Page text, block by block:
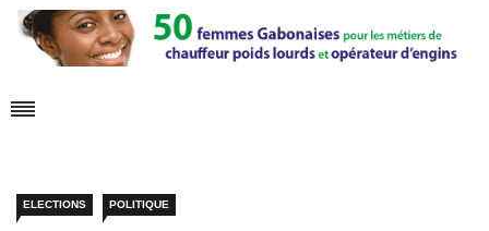
ELECTIONS POLITIQUE